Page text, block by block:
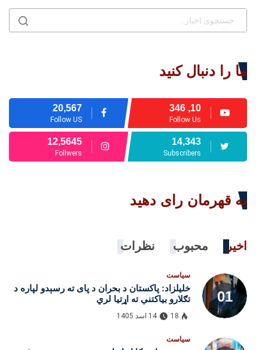
ما را دنبال کنید
20,567
Follow US
10, 346
Follow Us
12,5645
Follwers
14,343
Subscribers
به قهرمان رای دهید
اخیر محبوب نظرات
سیاست
خلیلزاد: پاکستان د بحران د پای ته رسېدو لپاره د
تګلارو بیاکتنې ته اړتیا لري
18 14 اسد 1405
سیاست